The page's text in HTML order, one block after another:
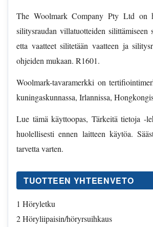
The Woolmark Company Pty Ltd on
silitysraudan villatuotteiden silittämiseen
etta vaatteet silitetään vaatteen ja
ohjeiden mukaan. R1601.
Woolmark-tavaramerkki on
kuningaskunnassa, Irlannissa,
Lue tämä käyttoopas, Tärkeitä tietoja -
huolellisesti ennen laitteen käytöa.
tarvetta varten.
TUOTTEEN YHTEENVETO
1 Höryletku
2 Höryliipaisin/höryrsuihkaus